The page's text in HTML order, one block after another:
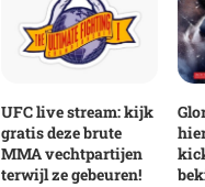
UFC live stream: kijk
gratis deze brute
MMA vechtpartijen
terwijl ze gebeuren!